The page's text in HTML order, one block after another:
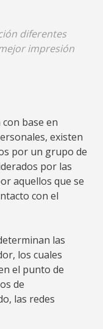
diferentes
impresión
base en
existen
por un grupo de
por las
aquellos que se
con el
las
los cuales
el punto de
de
las redes